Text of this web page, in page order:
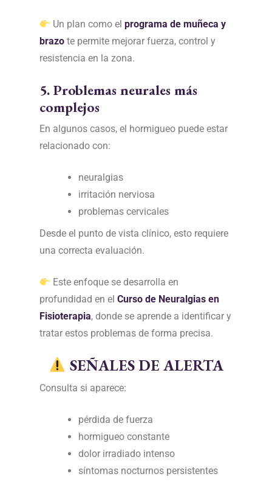
Un plan como el programa de muñeca y
brazo te permite mejorar fuerza, control y
resistencia en la zona.
5. Problemas neurales más
complejos
En algunos casos, el hormigueo puede estar
relacionado con:
neuralgias
irritación nerviosa
problemas cervicales
Desde el punto de vista clínico, esto requiere
una correcta evaluación.
Este enfoque se desarrolla en
profundidad en el Curso de Neuralgias en
Fisioterapia, donde se aprende a identificar y
tratar estos problemas de forma precisa.
SEÑALES DE ALERTA
Consulta si aparece:
pérdida de fuerza
hormigueo constante
dolor irradiado intenso
síntomas nocturnos persistentes